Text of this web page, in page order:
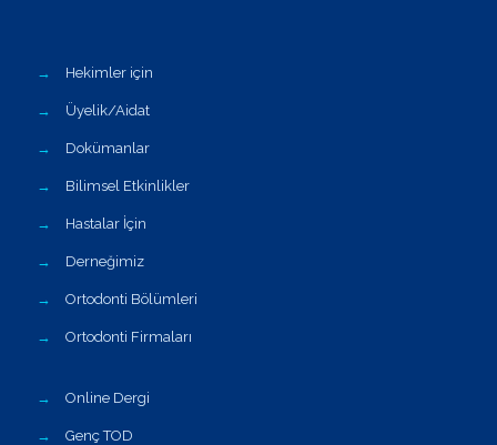
→ Hekimler için
→ Üyelik/Aidat
→ Dokümanlar
→ Bilimsel Etkinlikler
→ Hastalar İçin
→ Derneğimiz
→ Ortodonti Bölümleri
→ Ortodonti Firmaları
→ Online Dergi
→ Genç TOD